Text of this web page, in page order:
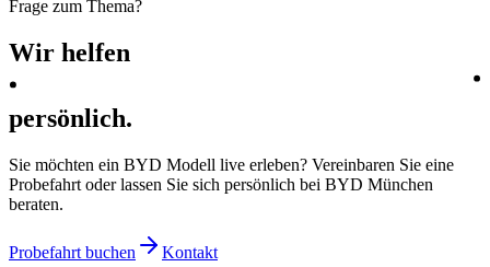
Frage zum Thema?
Wir helfen
persönlich.
Sie möchten ein BYD Modell live erleben? Vereinbaren Sie eine
Probefahrt oder lassen Sie sich persönlich bei BYD München
beraten.
Probefahrt buchen
Kontakt